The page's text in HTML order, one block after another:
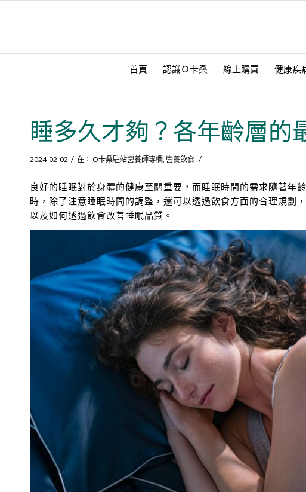
首頁 認識Ｏ卡桑 線上購買 健康疾
睡多久才夠？各年齡層的
2024-02-02 / 在： O卡桑駐站營養師專欄, 營養飲食 /
良好的睡眠對於身體的健康至關重要，而睡眠時間的需求隨著年
時，除了注意睡眠時間的調整，還可以透過飲食方面的合理規劃
以及如何透過飲食改善睡眠品質。